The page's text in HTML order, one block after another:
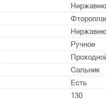
Ручное
Сальник
Есть
130